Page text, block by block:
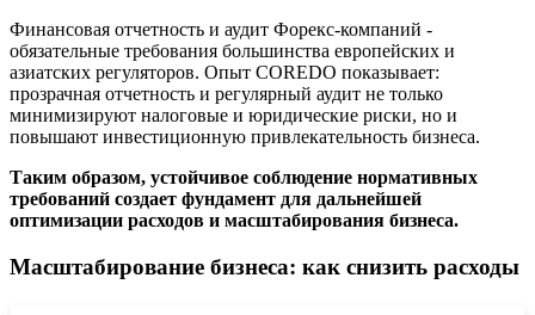
Финансовая отчетность и аудит Форекс-компаний -
обязательные требования большинства европейских и
азиатских регуляторов. Опыт COREDO показывает:
прозрачная отчетность и регулярный аудит не только
минимизируют налоговые и юридические риски, но и
повышают инвестиционную привлекательность бизнеса.
Таким образом, устойчивое соблюдение нормативных
требований создает фундамент для дальнейшей
оптимизации расходов и масштабирования бизнеса.
Масштабирование бизнеса: как снизить расходы